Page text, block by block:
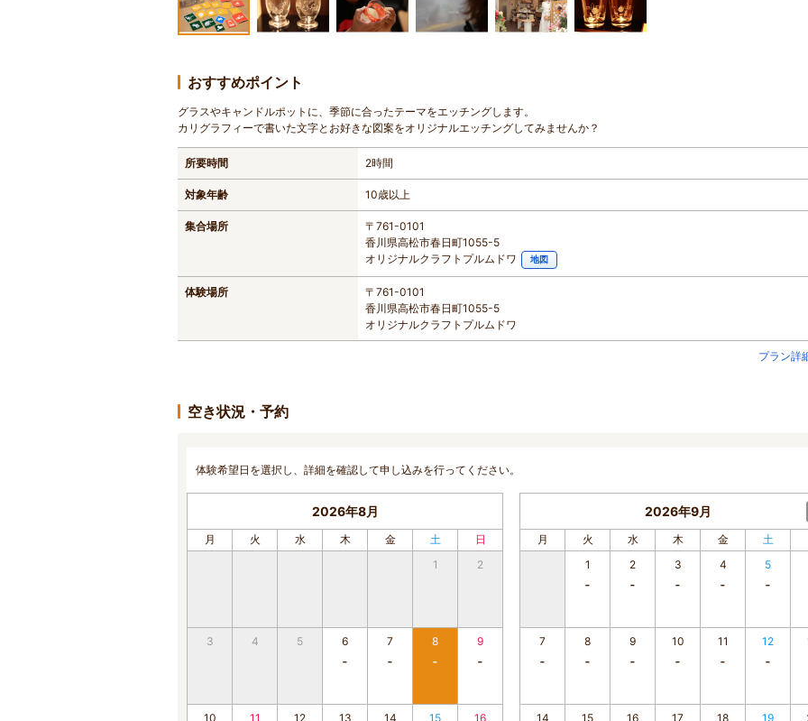
おすすめポイント
グラスやキャンドルポットに、季節に合ったテーマをエッチングします。
カリグラフィーで書いた文字とお好きな図案をオリジナルエッチングしてみませんか？
所要時間 2時間
対象年齢 10歳以上
集合場所
〒761-0101
香川県高松市春日町1055-5
オリジナルクラフトプルムドワ
地図
体験場所
〒761-0101
香川県高松市春日町1055-5
オリジナルクラフトプルムドワ
プラン詳
空き状況・予約
体験希望日を選択し、詳細を確認して申し込みを行ってください。
2026年8月
月 火 水 木 金 土
日
1
2
3 4 5 6 7 8 9
10 11 12 13 14 15 16
2026年9月
月 火 水 木 金 土
1
2 3 4 5
7 8 9 10 11 12
14 15 16 17 18 19